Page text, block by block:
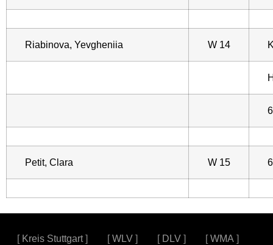
Riabinova, Yevgheniia W 14
Petit, Clara W 15
[ Kreis Stuttgart] [WLV ] [ DLV ] [WMA ]